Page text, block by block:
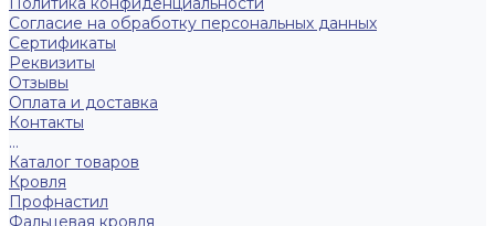
Согласие на обработку персональных данных
Сертификаты
Реквизиты
Отзывы
Оплата и доставка
Контакты
...
Каталог товаров
Кровля
Профнастил
Фальцевая кровля